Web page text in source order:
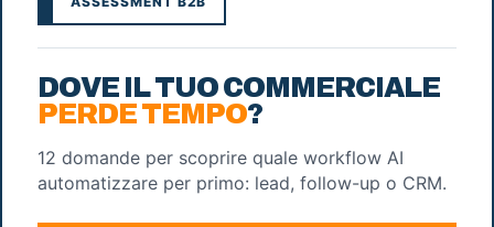
DOVE IL TUO COMMERCIALE
PERDE TEMPO?
12 domande per scoprire quale workflow AI
automatizzare per primo: lead, follow-up o CRM.